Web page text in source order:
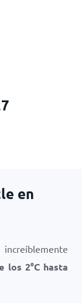
en
los 2°Chasta